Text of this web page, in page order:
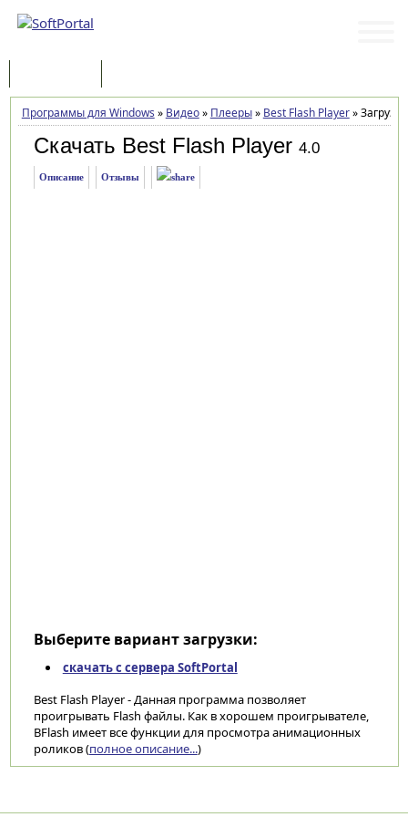
Программы для Windows » Видео» Плееры» Best Flash Player»Загрузка
Скачать Best Flash Player 4.0
Описание Отзывы
Выберите вариант загрузки:
скачать с сервера SoftPortal
Best Flash Player - Данная программа позволяет
проигрывать Flash файлы. Как в хорошем проигрывателе,
BFlash имеет все функции для просмотра анимационных
роликов (полное описание...)